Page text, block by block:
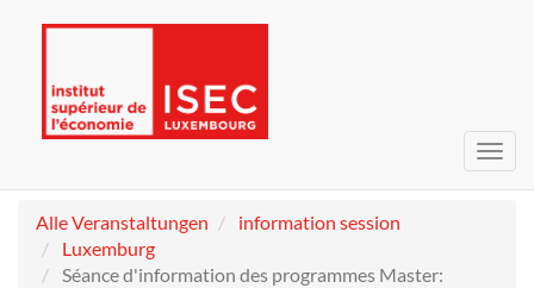
Alle Veranstaltungen
information session
Luxemburg
Séance d'information des programmes Master: